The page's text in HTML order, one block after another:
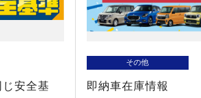
安全基
その他
即納車在庫情報